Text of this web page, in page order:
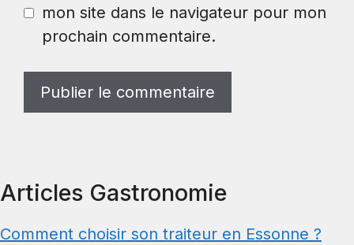
mon site dans le navigateur pour mon
prochain commentaire.
Articles Gastronomie
Comment choisir son traiteur en Essonne ?